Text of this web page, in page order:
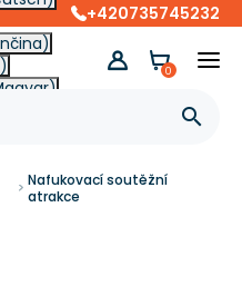
+420735745232

0
Nafukovací soutěžní
atrakce